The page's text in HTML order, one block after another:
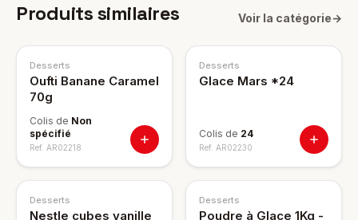
Produits similaires Voir la catégorie→
Desserts
Oufti Banane Caramel
70g
Colis de Non
spécifié
Ref. AR02218
Desserts
Glace Mars *24
Colis de 24
Ref. AR02230
Desserts
Nestle cubes vanille
Desserts
Poudre à Glace 1Kg -